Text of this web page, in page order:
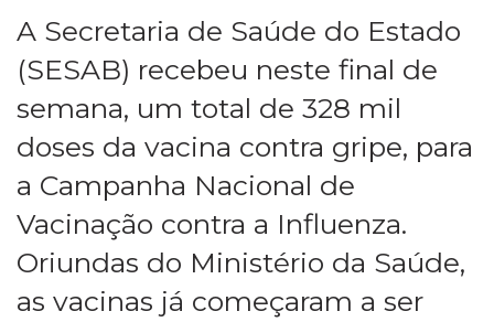
A Secretaria de Saúde do Estado
(SESAB) recebeu neste final de
semana, um total de 328 mil
doses da vacina contra gripe, para
a Campanha Nacional de
Vacinação contra a Influenza.
Oriundas do Ministério da Saúde,
as vacinas já começaram a ser